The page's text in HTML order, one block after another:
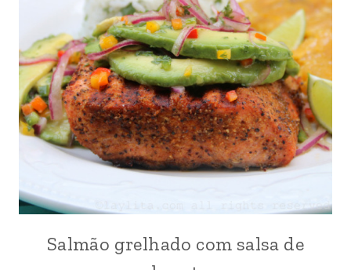
ABACATE
Salmão grelhado com salsa de